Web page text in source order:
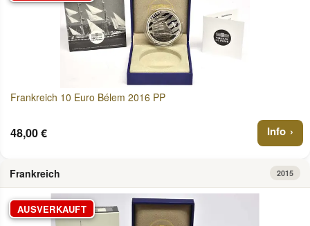
Frankreich 10 Euro Bélem 2016 PP
48,00 € Info
Frankreich 2015
AUSVERKAUFT